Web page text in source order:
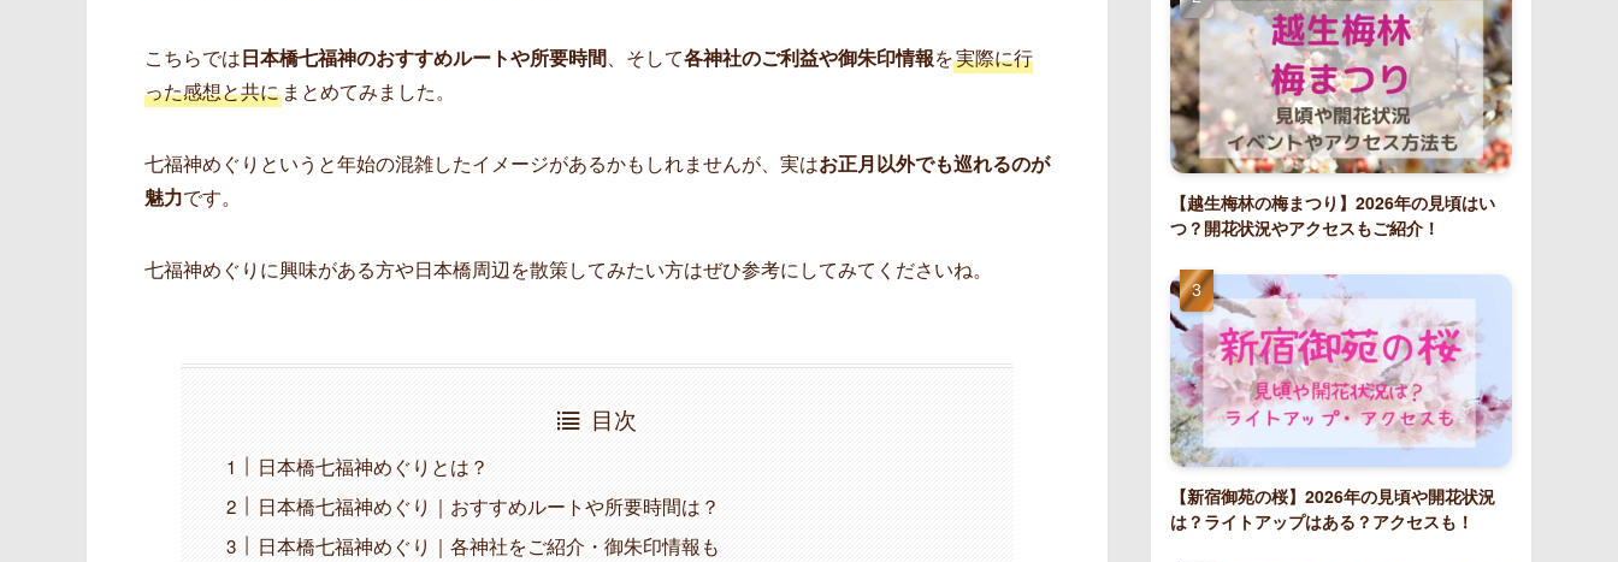
こちらでは日本橋七福神のおすすめルートや所要時間 、そして各神社のご利益や御朱印情報を実際に行
った感想と共に まとめてみました。
七福神めぐりというと年始の混雑したイメージがあるかもしれませんが、実はお正月以外でも巡れるのが
魅力です。
七福神めぐりに興味がある方や日本橋周辺を散策してみたい方はぜひ参考にしてみてくださいね。
目次
日本橋七福神めぐりとは？
日本橋七福神めぐり｜おすすめルートや所要時間は？
日本橋七福神めぐり｜各神社をご紹介・御朱印情報も
【越生梅林の梅まつり】2026年の見頃はい
つ？開花状況やアクセスもご紹介！
【新宿御苑の桜】2026年の見頃や開花状況
は？ライトアップはある？アクセスも！